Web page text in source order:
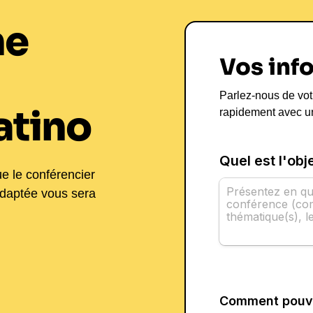
le conférencier
vous sera
Vos
Parlez-nous de
rapidement avec